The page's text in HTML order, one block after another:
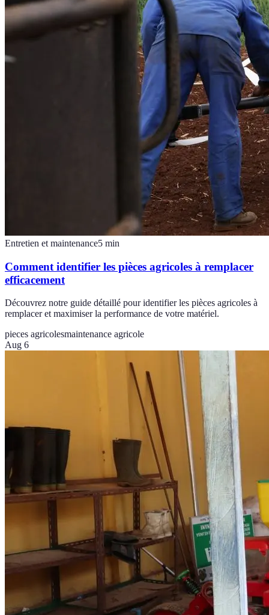
Entretien et maintenance5 min
Comment identifier les pièces agricoles à remplacer
efficacement
Découvrez notre guide détaillé pour identifier les pièces agricoles à
remplacer et maximiser la performance de votre matériel.
pieces agricolesmaintenance agricole
Aug 6